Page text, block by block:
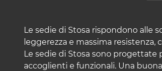
Le sedie di Stosa rispondono alle
leggerezza e massima
Le sedie di Stosa sono progettate
accoglienti e funzionali. Una